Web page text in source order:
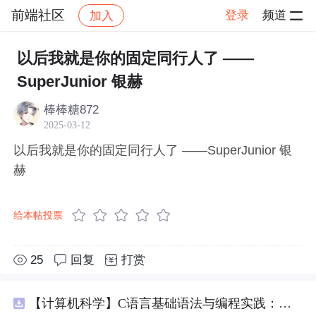
前端社区 加入 登录 频道
社区 前端社区 感慨 帖子详情
以后我就是你的固定同行人了 ——
SuperJunior 银赫
棒棒糖872
2025-03-12
以后我就是你的固定同行人了 ——SuperJunior 银
赫
给本帖投票
25 回复 打赏
【计算机科学】C语言基础语法与编程实践：湖南科技大学期末考试核心知识点解析